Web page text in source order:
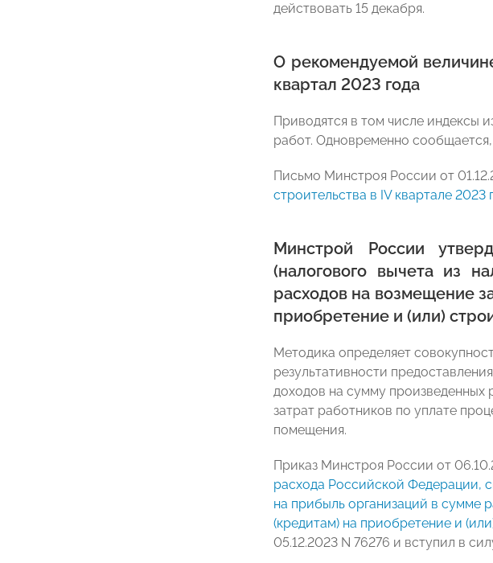
действовать 15 декабря.
О рекомендуемой
квартал 2023 года
Приводятся в том числе индексы
работ. Одновременно
Письмо Минстроя России от
строительства в IV квартале 2023
Минстрой России
(налогового вычета из
расходов на возмещение
приобретение и (или)
Методика определяет
результативности
доходов на сумму произведенных
затрат работников по уплате
помещения.
Приказ Минстроя России от
расхода Российской Федерации,
на прибыль организаций в сумме
(кредитам) на приобретение и
05.12.2023 N 76276 и вступил в